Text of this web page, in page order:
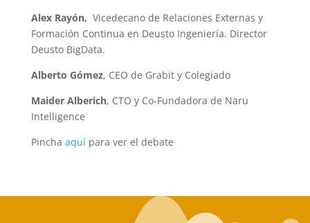
Alex Rayón, Vicedecano de Relaciones Externas y
Formación Continua en Deusto Ingeniería. Director
Deusto BigData.
Alberto Gómez, CEO de Grabit y Colegiado
Maider Alberich, CTO y Co-Fundadora de Naru
Intelligence
Pincha aquípara ver el debate